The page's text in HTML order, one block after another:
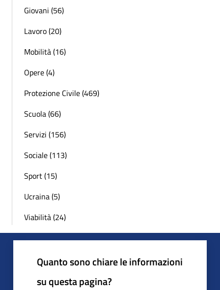
Giovani (56)
Lavoro (20)
Mobilità (16)
Opere (4)
Protezione Civile (469)
Scuola (66)
Servizi (156)
Sociale (113)
Sport (15)
Ucraina (5)
Viabilità (24)
Quanto sono chiare le informazioni
su questa pagina?